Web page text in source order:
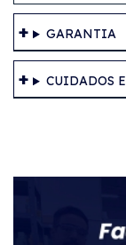
GARANTIA
CUIDADOS